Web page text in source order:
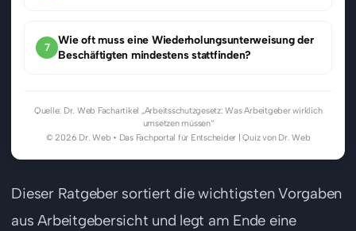
7
Wie oft muss eine Wiederholungsunterweisung der
Beschäftigten mindestens stattfinden?
Quelle: Dr. Web Fachartikel „Arbeitsschutzgesetz: Was Arbeitgeber wirklich
umsetzen müssen“
© 2026 Dr. Web • Das Fachportal für Entscheider | Quiz von Dr. Web
Dieser Ratgeber sortiert die wichtigsten Vorgaben
aus Arbeitgebersicht und legt am Ende eine